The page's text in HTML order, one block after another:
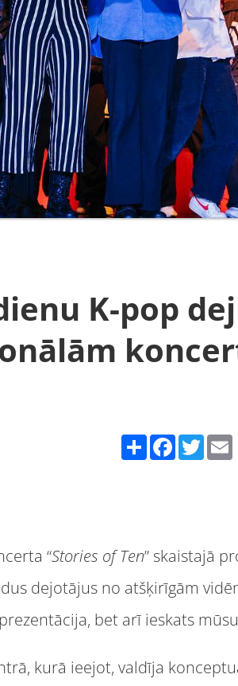
K-pop
Share FacebookTwitter
“Stories of Ten” skaistajā
dejotājus no atšķirīgām
bet arī ieskats
kurā ieejot, valdīja